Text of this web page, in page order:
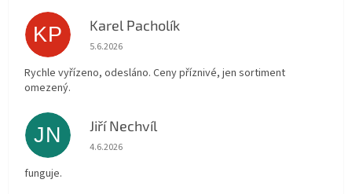
KP Karel Pacholík
Hodnocení obchodu je 4 z 5 hvězdiček.
5.6.2026
Rychle vyřízeno, odesláno. Ceny příznivé, jen sortiment
omezený.
JN Jiří Nechvíl
Hodnocení obchodu je 5 z 5 hvězdiček.
4.6.2026
funguje.